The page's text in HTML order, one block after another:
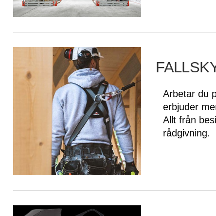
Arbetar du
erbjuder
Allt från
rådgivning.